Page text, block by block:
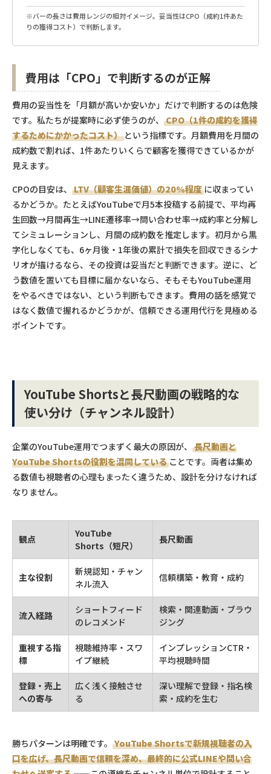
※バーの長さは費用レンジの相対イメージ。妥当性はCPO（成約1件あた
りの獲得コスト）で判断します。
費用は「CPO」で判断するのが正解
費用の妥当性を「月額が高いか安いか」だけで判断するのは危険
です。私たちが提案時に必ず使うのが、 CPO（1件の成約を獲得
するためにかかったコスト） という指標です。月額費用を月間の
成約数で割れば、1件あたりいくらで顧客を獲得できているかが
見えます。
CPOの目安は、 LTV（顧客生涯価値）の20%程度 に収まってい
るかどうか。たとえばYouTubeで月5本投稿する前提で、平均再
生回数→月間再生→LINE遷移率→問い合わせ率→成約率と分解し
てシミュレーションし、月間の成約数を推定します。初月から黒
字化しなくても、6ヶ月後・1年後の累計で損失を回収できるシナ
リオが描けるなら、その投資は妥当だと判断できます。逆に、ど
う数値を置いても目標に届かないなら、そもそもYouTube運用
をやるべきではない、という判断もできます。費用の話を感覚で
はなく数値で握れるかどうかが、信頼できる運用代行を見極める
ポイントです。
YouTube Shortsと長尺動画の戦略的な
使い分け（チャンネル設計）
企業のYouTube運用でつまずく最大の原因が、 長尺動画と
YouTube Shortsの役割を混同している ことです。両者は集め
る数値も視聴者の心理もまったく違うため、設計を分けなければ
なりません。
観点
YouTube
Shorts（短尺）
長尺動画
主な役割
新規認知・チャン
ネル流入
信頼構築・教育・成約
流入経路
ショートフィード
のレコメンド
検索・関連動画・ブラウ
ジング
重視する指
標
視聴維持率・スワ
イプ継続
インプレッションCTR・
平均視聴時間
登録・売上
への寄与
広く浅く接触させ
る
深い理解で登録・指名検
索・成約を生む
勝ちパターンは明確です。 YouTube Shortsで新規視聴者の入
口を広げ、長尺動画で信頼を深め、最終的に公式LINEや問い合